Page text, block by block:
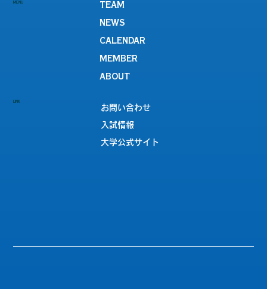
MENU
TEAM
NEWS
CALENDAR
MEMBER
ABOUT
LINK
お問い合わせ
入試情報
大学公式サイト